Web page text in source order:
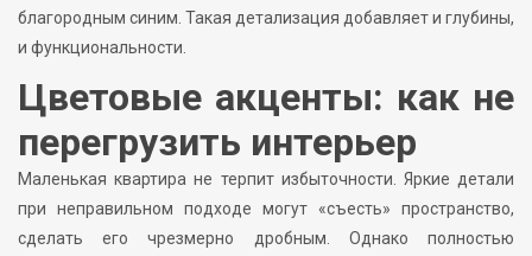
благородным синим. Такая детализация добавляет и глубины,
и функциональности.
Цветовые акценты: как не
перегрузить интерьер
Маленькая квартира не терпит избыточности. Яркие детали
при неправильном подходе могут «съесть» пространство,
сделать его чрезмерно дробным. Однако полностью